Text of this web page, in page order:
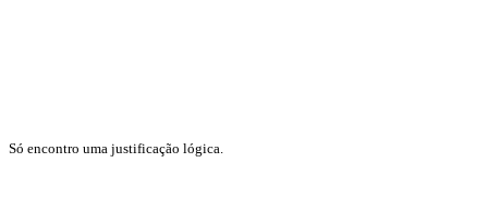
Só encontro uma justificação lógica.